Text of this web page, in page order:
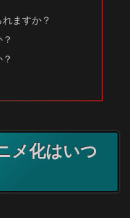
ますか？
メ化はいつ